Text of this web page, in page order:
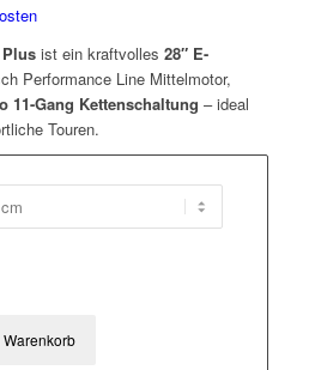
3.919,00 €.
ist ein kraftvolles 28″ E-
Performance Line Mittelmotor,
11-Gang Kettenschaltung – ideal
Touren.
Warenkorb